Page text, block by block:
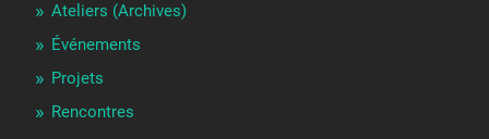
Ateliers (Archives)
Événements
Projets
Rencontres